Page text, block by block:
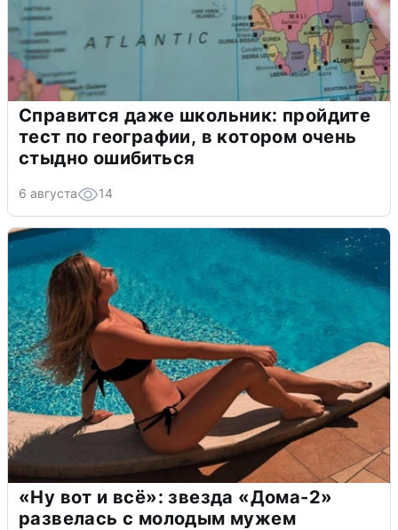
Справится даже школьник: пройдите
тест по географии, в котором очень
стыдно ошибиться
6 августа 14
«Ну вот и всё»: звезда «Дома-2»
развелась с молодым мужем